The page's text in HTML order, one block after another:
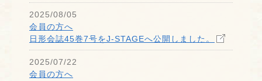
2025/08/05
会員の方へ
日形会誌45巻7号をJ-STAGEへ公開しました。
2025/07/22
会員の方へ